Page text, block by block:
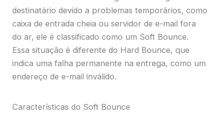
destinatário devido a problemas temporários, como
caixa de entrada cheia ou servidor de e-mail fora
do ar, ele é classificado como um Soft Bounce.
Essa situação é diferente do Hard Bounce, que
indica uma falha permanente na entrega, como um
endereço de e-mail inválido.
Características do Soft Bounce